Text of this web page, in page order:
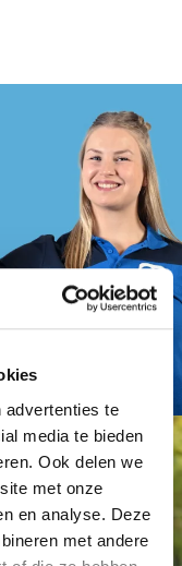
advertenties te
media te bieden
Ook delen we
met onze
en analyse. Deze
met andere